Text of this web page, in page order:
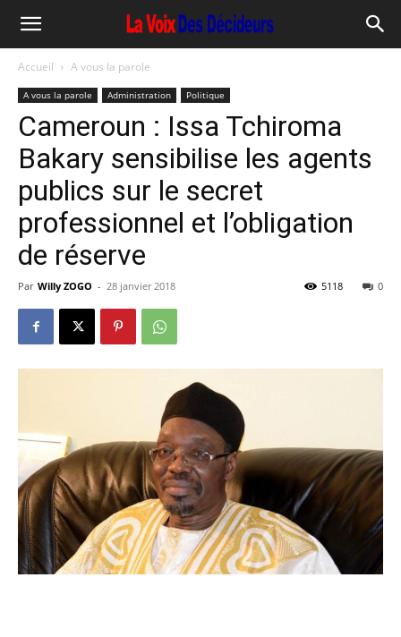
Accueil A vous la parole
A vous la parole Administration Politique
Cameroun : Issa Tchiroma
Bakary sensibilise les agents
publics sur le secret
professionnel et l’obligation
de réserve
Par Willy ZOGO - 28 janvier 2018 0
5118